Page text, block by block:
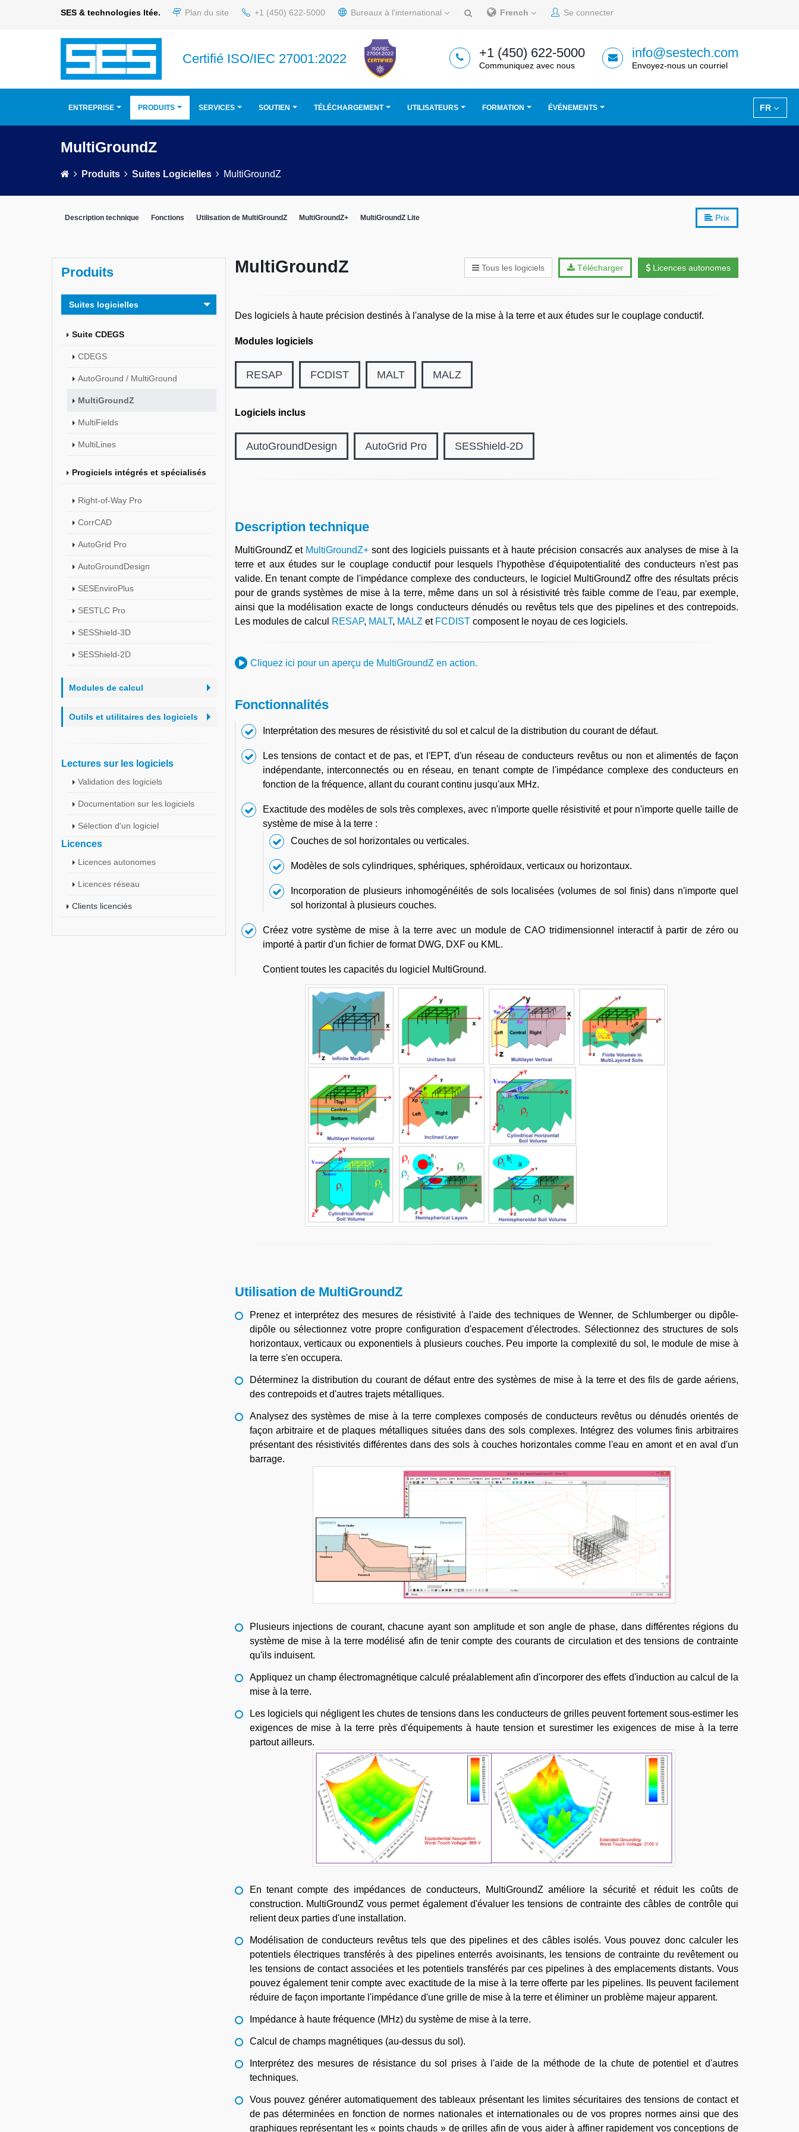
SES & technologies ltée. Plan du site +1 (450) 622-5000 Bureaux à l'international French Se connecter
Certifié ISO/IEC 27001:2022 +1 (450) 622-5000
Communiquez avec nous
info@sestech.com
Envoyez-nous un courriel
FR
ENTREPRISE PRODUITS SERVICES SOUTIEN TÉLÉCHARGEMENT UTILISATEURS FORMATION ÉVÉNEMENTS
MultiGroundZ
Produits Suites Logicielles MultiGroundZ
Prix
Description technique Fonctions Utilisation de MultiGroundZ MultiGroundZ+ MultiGroundZ Lite
Produits
Suites logicielles
Suite CDEGS
CDEGS
AutoGround / MultiGround
MultiGroundZ
MultiFields
MultiLines
Progiciels intégrés et spécialisés
Right-of-Way Pro
CorrCAD
AutoGrid Pro
AutoGroundDesign
SESEnviroPlus
SESTLC Pro
SESShield-3D
SESShield-2D
Modules de calcul
Outils et utilitaires des logiciels
Lectures sur les logiciels
Validation des logiciels
Documentation sur les logiciels
Sélection d'un logiciel
Licences
Licences autonomes
Licences réseau
Clients licenciés
Licences autonomes
Télécharger
Tous les logiciels
MultiGroundZ
Des logiciels à haute précision destinés à l'analyse de la mise à la terre et aux études sur le couplage conductif.
Modules logiciels
RESAP FCDIST MALT MALZ
Logiciels inclus
AutoGroundDesign AutoGrid Pro SESShield-2D
Description technique
MultiGroundZ et MultiGroundZ+ sont des logiciels puissants et à haute précision consacrés aux analyses de mise à la
terre et aux études sur le couplage conductif pour lesquels l'hypothèse d'équipotentialité des conducteurs n'est pas
valide. En tenant compte de l'impédance complexe des conducteurs, le logiciel MultiGroundZ offre des résultats précis
pour de grands systèmes de mise à la terre, même dans un sol à résistivité très faible comme de l'eau, par exemple,
ainsi que la modélisation exacte de longs conducteurs dénudés ou revêtus tels que des pipelines et des contrepoids.
Les modules de calcul
RESAP, MALT, MALZ et FCDISTcomposent le noyau de ces logiciels.
Cliquez ici pour un aperçu de MultiGroundZ en action.
Fonctionnalités
Interprétation des mesures de résistivité du sol et calcul de la distribution du courant de défaut.
Les tensions de contact et de pas, et l'EPT, d'un réseau de conducteurs revêtus ou non et alimentés de façon
indépendante, interconnectés ou en réseau, en tenant compte de l'impédance complexe des conducteurs en
fonction de la fréquence, allant du courant continu jusqu'aux MHz.
Exactitude des modèles de sols très complexes, avec n'importe quelle résistivité et pour n'importe quelle taille de
système de mise à la terre :
Couches de sol horizontales ou verticales.
Modèles de sols cylindriques, sphériques, sphéroïdaux, verticaux ou horizontaux.
Incorporation de plusieurs inhomogénéités de sols localisées (volumes de sol finis) dans n'importe quel
sol horizontal à plusieurs couches.
Créez votre système de mise à la terre avec un module de CAO tridimensionnel interactif à partir de zéro ou
importé à partir d'un fichier de format DWG, DXF ou KML.
Contient toutes les capacités du logiciel MultiGround.
Utilisation de MultiGroundZ
Prenez et interprétez des mesures de résistivité à l'aide des techniques de Wenner, de Schlumberger ou dipôle-
dipôle ou sélectionnez votre propre configuration d'espacement d'électrodes. Sélectionnez des structures de sols
horizontaux, verticaux ou exponentiels à plusieurs couches. Peu importe la complexité du sol, le module de mise à
la terre s'en occupera.
Déterminez la distribution du courant de défaut entre des systèmes de mise à la terre et des fils de garde aériens,
des contrepoids et d'autres trajets métalliques.
Analysez des systèmes de mise à la terre complexes composés de conducteurs revêtus ou dénudés orientés de
façon arbitraire et de plaques métalliques situées dans des sols complexes. Intégrez des volumes finis arbitraires
présentant des résistivités différentes dans des sols à couches horizontales comme l'eau en amont et en aval d'un
barrage.
Plusieurs injections de courant, chacune ayant son amplitude et son angle de phase, dans différentes régions du
système de mise à la terre modélisé afin de tenir compte des courants de circulation et des tensions de contrainte
qu'ils induisent.
Appliquez un champ électromagnétique calculé préalablement afin d'incorporer des effets d'induction au calcul de la
mise à la terre.
Les logiciels qui négligent les chutes de tensions dans les conducteurs de grilles peuvent fortement sous-estimer les
exigences de mise à la terre près d'équipements à haute tension et surestimer les exigences de mise à la terre
partout ailleurs.
En tenant compte des impédances de conducteurs, MultiGroundZ améliore la sécurité et réduit les coûts de
construction. MultiGroundZ vous permet également d'évaluer les tensions de contrainte des câbles de contrôle qui
relient deux parties d'une installation.
Modélisation de conducteurs revêtus tels que des pipelines et des câbles isolés. Vous pouvez donc calculer les
potentiels électriques transférés à des pipelines enterrés avoisinants, les tensions de contrainte du revêtement ou
les tensions de contact associées et les potentiels transférés par ces pipelines à des emplacements distants. Vous
pouvez également tenir compte avec exactitude de la mise à la terre offerte par les pipelines. Ils peuvent facilement
réduire de façon importante l'impédance d'une grille de mise à la terre et éliminer un problème majeur apparent.
Impédance à haute fréquence (MHz) du système de mise à la terre.
Calcul de champs magnétiques (au-dessus du sol).
Interprétez des mesures de résistance du sol prises à l'aide de la méthode de la chute de potentiel et d'autres
techniques.
Vous pouvez générer automatiquement des tableaux présentant les limites sécuritaires des tensions de contact et
de pas déterminées en fonction de normes nationales et internationales ou de vos propres normes ainsi que des
graphiques représentant les « points chauds » de grilles afin de vous aider à affiner rapidement vos conceptions de